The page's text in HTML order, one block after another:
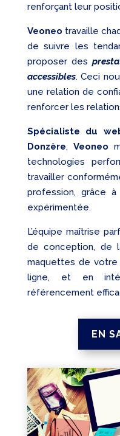
renforçant leur
Veoneo travaille
de suivre les
proposer des
accessibles. Ceci
une relation de
renforcer les
Spécialiste du
Donzère, Veoneo
technologies
travailler
profession, grâce
expérimentée.
L’équipe maîtrise
de conception, de
maquettes de votre
ligne, et en
référencement
EN